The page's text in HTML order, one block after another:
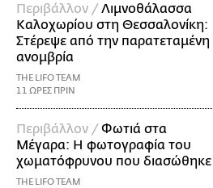
Περιβάλλον /Λιμνοθάλασσα
Καλοχωρίου στη Θεσσαλονίκη:
Στέρεψε από την παρατεταμένη
ανομβρία
THE LIFO TEAM
11 ΩΡΕΣ ΠΡΙΝ
Περιβάλλον /Φωτιά στα
Μέγαρα: Η φωτογραφία του
χωματόφρυνου που διασώθηκε
THE LIFO TEAM